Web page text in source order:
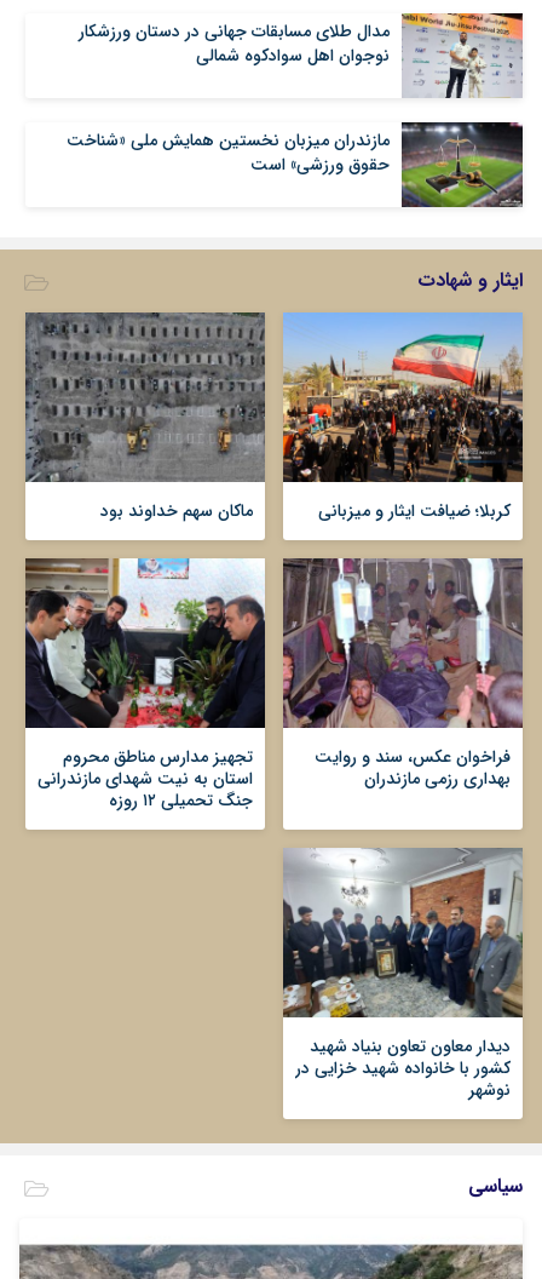
مدال طلای مسابقات جهانی در دستان ورزشکار
نوجوان اهل سوادکوه شمالی
مازندران میزبان نخستین همایش ملی «شناخت
حقوق ورزشی» است
ایثار و شهادت
کربلا؛ ضیافت ایثار و میزبانی ماکان سهم خداوند بود
فراخوان عکس، سند و روایت
بهداری رزمی مازندران
تجهیز مدارس مناطق محروم
استان به نیت شهدای مازندرانی
جنگ تحمیلی ۱۲ روزه
دیدار معاون تعاون بنیاد شهید
کشور با خانواده شهید خزایی در
نوشهر
سیاسی